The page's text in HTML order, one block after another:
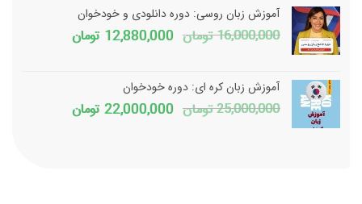
بود.
است.آموزش زبان روسی: دوره دانلودی و خودخوان
16,000,000 تومان قیمت
بود.
12,880,000 تومانقیمت
آموزش زبان کره ای: دوره خودخوان
25,000,000 تومان قیمت
22,000,000 تومانقیمت